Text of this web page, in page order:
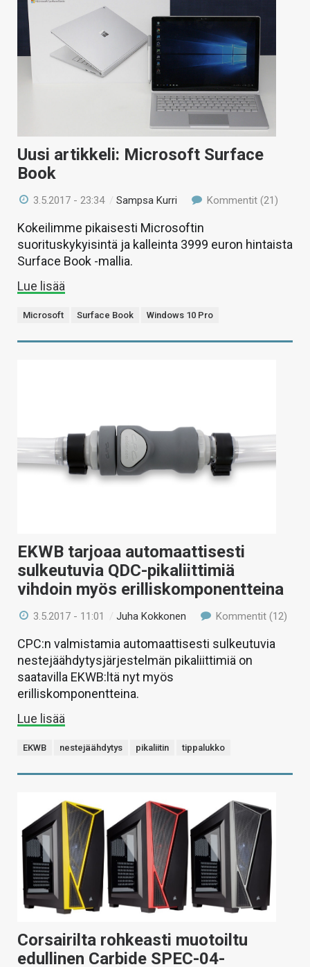
Uusi artikkeli: Microsoft Surface
Book
3.5.2017 - 23:34 /Sampsa Kurri Kommentit (21)
Kokeilimme pikaisesti Microsoftin
suorituskykyisintä ja kalleinta 3999 euron hintaista
Surface Book -mallia.
Lue lisää
Microsoft Surface Book Windows 10 Pro
EKWB tarjoaa automaattisesti
sulkeutuvia QDC-pikaliittimiä
vihdoin myös erilliskomponentteina
3.5.2017 - 11:01 /Juha Kokkonen Kommentit (12)
CPC:n valmistamia automaattisesti sulkeutuvia
nestejäähdytysjärjestelmän pikaliittimiä on
saatavilla EKWB:ltä nyt myös
erilliskomponentteina.
Lue lisää
EKWB nestejäähdytys pikaliitin tippalukko
Corsairilta rohkeasti muotoiltu
edullinen Carbide SPEC-04-